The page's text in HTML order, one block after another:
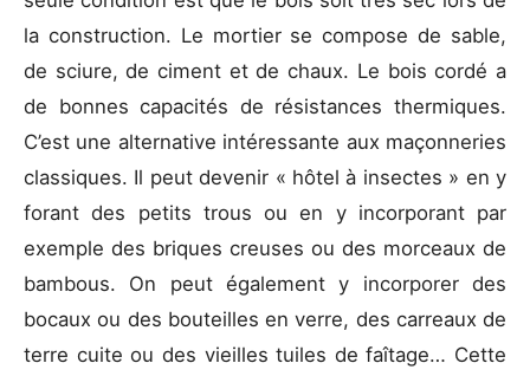
la construction. Le mortier se compose de sable,
de sciure, de ciment et de chaux. Le bois cordé a
de bonnes capacités de résistances thermiques.
C’est une alternative intéressante aux maçonneries
classiques. Il peut devenir « hôtel à insectes » en y
forant des petits trous ou en y incorporant par
exemple des briques creuses ou des morceaux de
bambous. On peut également y incorporer des
bocaux ou des bouteilles en verre, des carreaux de
terre cuite ou des vieilles tuiles de faîtage… Cette